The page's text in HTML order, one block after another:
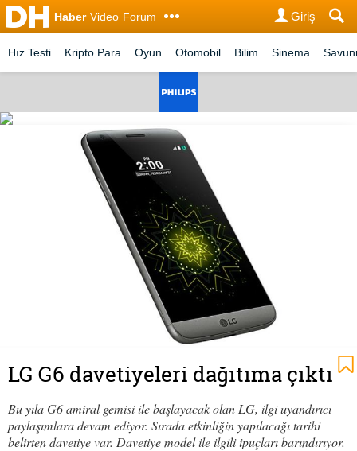
Haber Video Forum Giriş
Hız Testi Kripto Para Oyun Otomobil Bilim Sinema
LG G6 davetiyeleri dağıtıma çıktı
Bu yıla G6 amiral gemisi ile başlayacak olan LG, ilgi uyandırıcı
paylaşımlara devam ediyor. Sırada etkinliğin yapılacağı tarihi
belirten davetiye var. Davetiye model ile ilgili ipuçları barındırıyor.